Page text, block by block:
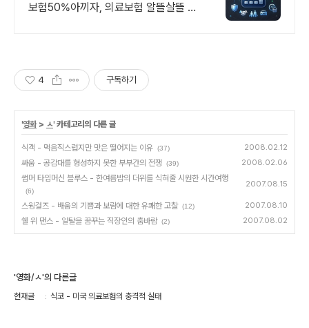
보험50%아끼자, 의료보험 알뜰살뜰 가
4 구독하기
'영화> ㅅ' 카테고리의 다른 글
식객 - 먹음직스럽지만 맛은 떨어지는 이유 (37) 2008.02.12
싸움 - 공감대를 형성하지 못한 부부간의 전쟁 (39) 2008.02.06
썸머 타임머신 블루스 - 한여름밤의 더위를 식혀줄 시원한 시간여행
(6)
2007.08.15
스윙걸즈 - 배움의 기쁨과 보람에 대한 유쾌한 고찰 (12) 2007.08.10
쉘 위 댄스 - 일탈을 꿈꾸는 직장인의 춤바람 (2) 2007.08.02
'영화/ㅅ'의 다른글
현재글 식코 - 미국 의료보험의 충격적 실태